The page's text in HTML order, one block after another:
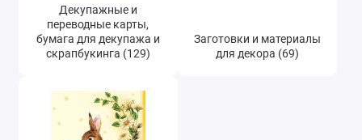
Декупажные и
переводные карты,
бумага для декупажа и
скрапбукинга (129)
Заготовки и материалы
для декора (69)